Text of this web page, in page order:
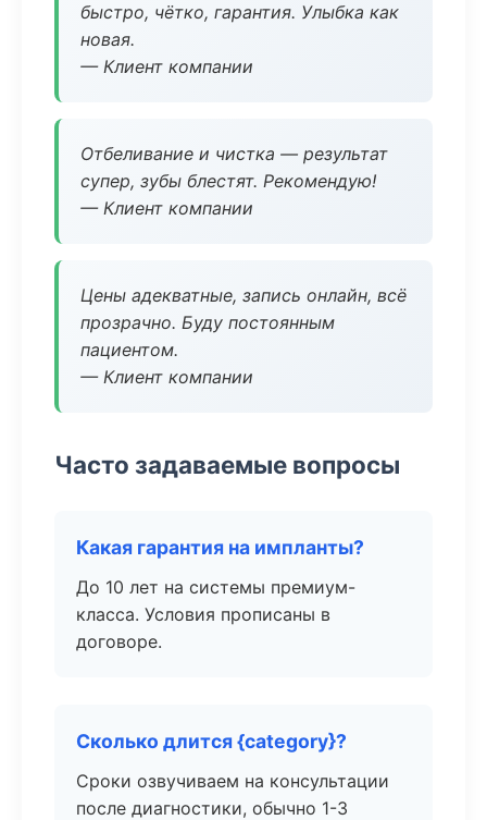
быстро, чётко, гарантия. Улыбка как
новая.
— Клиент компании
Отбеливание и чистка — результат
супер, зубы блестят. Рекомендую!
— Клиент компании
Цены адекватные, запись онлайн, всё
прозрачно. Буду постоянным
пациентом.
— Клиент компании
Часто задаваемые вопросы
Какая гарантия на импланты?
До 10 лет на системы премиум-
класса. Условия прописаны в
договоре.
Сколько длится {category}?
Сроки озвучиваем на консультации
после диагностики, обычно 1-3